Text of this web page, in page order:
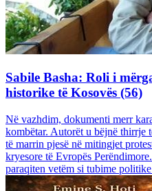
Sabile Basha: Roli i
historike të Kosovës (56)
Në vazhdim, dokumenti merr
kombëtar. Autorët u bëjnë thirrje
të marrin pjesë në mitingjet
kryesore të Evropës
paraqiten vetëm si tubime